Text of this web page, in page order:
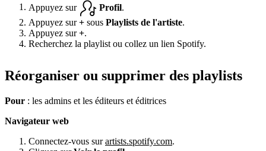
Appuyez sur Profil
Appuyez sur+ sous Playlists de l'artiste.
Appuyez sur+.
Recherchez la playlist ou collez un lien Spotify.
Réorganiser ou supprimer des playlists
Pour : les admins et les éditeurs et éditrices
Navigateur web
Connectez-vous surartists.spotify.com.